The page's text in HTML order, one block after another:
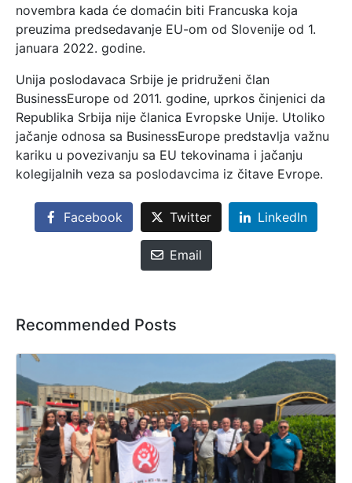
novembra kada će domaćin biti Francuska koja
preuzima predsedavanje EU-om od Slovenije od 1.
januara 2022. godine.
Unija poslodavaca Srbije je pridruženi član
BusinessEurope od 2011. godine, uprkos činjenici da
Republika Srbija nije članica Evropske Unije. Utoliko
jačanje odnosa sa BusinessEurope predstavlja važnu
kariku u povezivanju sa EU tekovinama i jačanju
kolegijalnih veza sa poslodavcima iz čitave Evrope.
Facebook Twitter LinkedIn
Email
Recommended Posts